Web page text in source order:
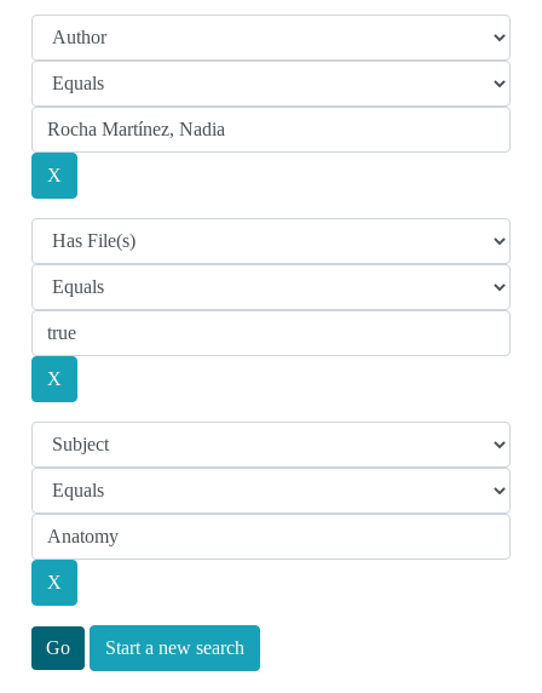
Start a new search